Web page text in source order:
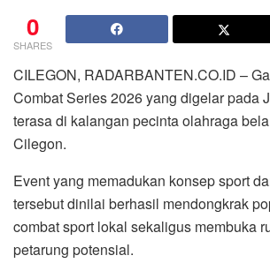
0
SHARES
CILEGON, RADARBANTEN.CO.ID –
Combat Series 2026 yang digelar pada
terasa di kalangan pecinta olahraga
Cilegon.
Event yang memadukan konsep sport
tersebut dinilai berhasil mendongkrak
combat sport lokal sekaligus membuka
petarung potensial.